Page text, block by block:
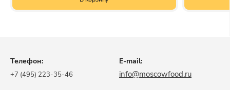
Телефон:
+7 (495) 223-35-46
E-mail:
info@moscowfood.ru